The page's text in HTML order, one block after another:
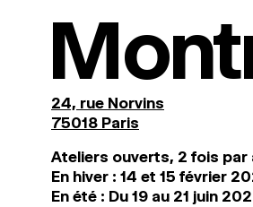
24, rue Norvins
75018 Paris
Ateliers ouverts, 2 fois par
En hiver : 14 et 15 février
En été : Du 19 au 21 juin